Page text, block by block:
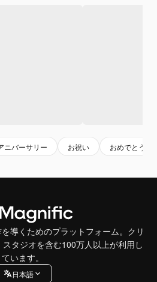
ニバーサリー お祝い おめでとう
導くためのプラットフォーム。クリ
タジオを含む100万人以上が利用し
ています。
日本語